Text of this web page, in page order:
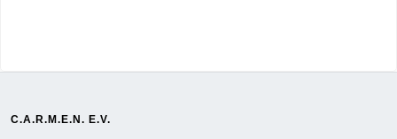
C.A.R.M.E.N. E.V.